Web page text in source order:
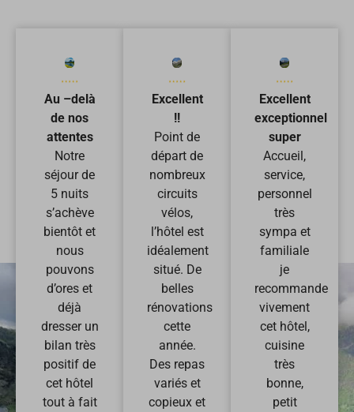
Au –delà
de nos
attentes
Notre
séjour de
5 nuits
s’achève
bientôt et
nous
pouvons
d’ores et
déjà
dresser un
bilan très
positif de
cet hôtel
tout à fait
Excellent
!!
Point de
départ de
nombreux
circuits
vélos,
l’hôtel est
idéalement
situé. De
belles
rénovations
cette
année.
Des repas
variés et
copieux et
Excellent
exceptionnel
super
Accueil,
service,
personnel
très
sympa et
familiale
je
recommande
vivement
cet hôtel,
cuisine
très
bonne,
petit